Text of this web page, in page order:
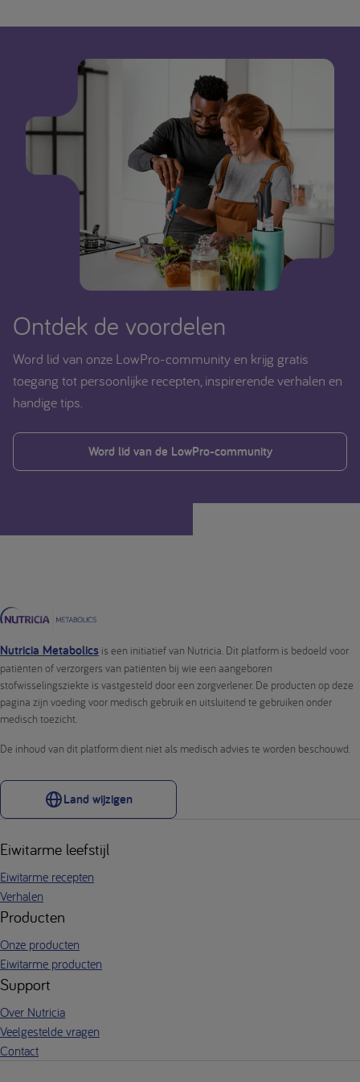
Ontdek de voordelen
Word lid van onze LowPro-community en krijg gratis
toegang tot persoonlijke recepten, inspirerende verhalen en
handige tips.
Word lid van de LowPro-community
Nutricia Metabolics is een initiatief van Nutricia. Dit platform is bedoeld voor
patiënten of verzorgers van patiënten bij wie een aangeboren
stofwisselingsziekte is vastgesteld door een zorgverlener. De producten op deze
pagina zijn voeding voor medisch gebruik en uitsluitend te gebruiken onder
medisch toezicht.
De inhoud van dit platform dient niet als medisch advies te worden beschouwd.
Land wijzigen
Eiwitarme leefstijl
Eiwitarme recepten
Verhalen
Producten
Onze producten
Eiwitarme producten
Support
Over Nutricia
Veelgestelde vragen
Contact